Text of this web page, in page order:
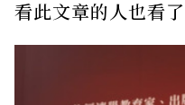
看此文章的人也看